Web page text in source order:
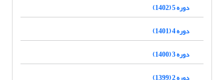
دوره 5 (1402)
دوره 4 (1401)
دوره 3 (1400)